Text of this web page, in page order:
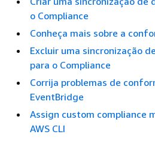
o Compliance
Conheça mais sobre a
Excluir uma sincronização
para o Compliance
Corrija problemas de
EventBridge
Assign custom compliance
AWS CLI